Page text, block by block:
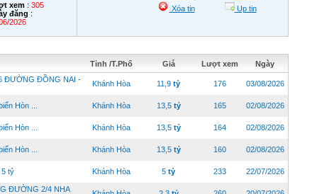
xem: 305
đăng :
2026
Xóa tin
Up tin
Tỉnh /T.Phố Giá Lượt xem
Ngày
ĐƯỜNG ĐỒNG NAI -
Khánh Hòa 11,9 tỷ 176 03/08/2026
Hòn ... Khánh Hòa 13,5 tỷ 165 02/08/2026
Hòn ... Khánh Hòa 13,5 tỷ 164 02/08/2026
Hòn ... Khánh Hòa 13,5 tỷ 160 02/08/2026
tỷ Khánh Hòa 5 tỷ 233 22/07/2026
ĐƯỜNG 2/4 NHA